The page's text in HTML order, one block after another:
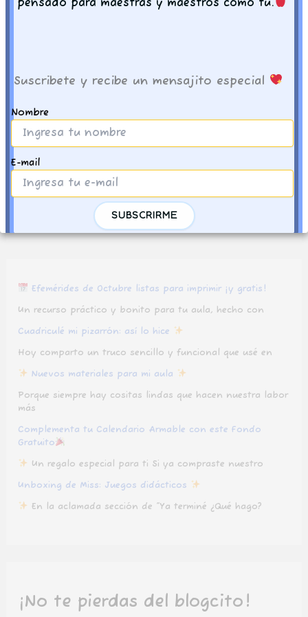
pensado para maestras y maestros como tú.
Suscribete y recibe un mensajito especial
Nombre
E-mail
imprimible , material escolar ,
Otras ideas
Efemérides de Octubre listas para imprimir ¡y gratis!
Un recurso práctico y bonito para tu aula, hecho con
Cuadriculé mi pizarrón: así lo hice
Hoy comparto un truco sencillo y funcional que usé en
Nuevos materiales para mi aula
Porque siempre hay cositas lindas que hacen nuestra labor
más
Complementa tu Calendario Armable con este Fondo
Gratuito
Un regalo especial para ti Si ya compraste nuestro
Unboxing de Miss: Juegos didácticos
En la aclamada sección de “Ya terminé ¿Qué hago?
¡No te pierdas del blogcito!